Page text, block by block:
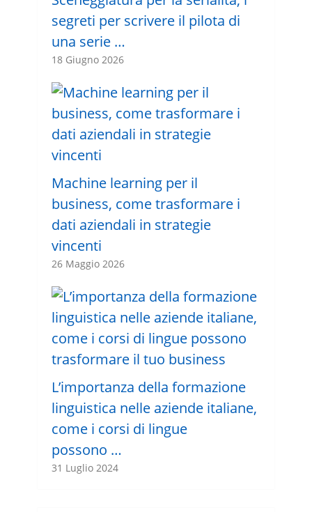
segreti per scrivere il pilota di
una serie …
18 Giugno 2026
Machine learning per il
business, come trasformare i
dati aziendali in strategie
vincenti
26 Maggio 2026
L’importanza della formazione
linguistica nelle aziende italiane,
come i corsi di lingue
possono …
31 Luglio 2024